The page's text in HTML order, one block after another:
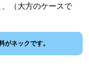
（大方のケースで
がネックです。